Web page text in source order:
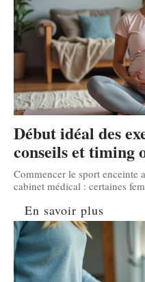
Début idéal des
conseils et timing
Commencer le sport enceinte
cabinet médical : certaines
En savoir plus